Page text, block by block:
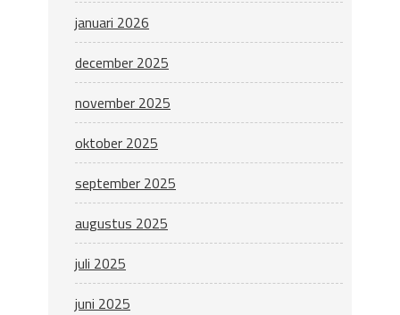
januari 2026
december 2025
november 2025
oktober 2025
september 2025
augustus 2025
juli 2025
juni 2025